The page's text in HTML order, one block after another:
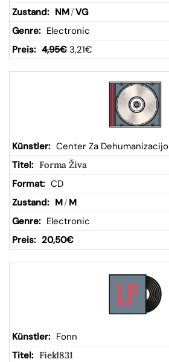
NM/VG
Electronic
4,95€ 3,21€
Center Za Dehumanizacijo
Forma Živa
CD
M/ M
Electronic
20,50€
Fonn
Field831